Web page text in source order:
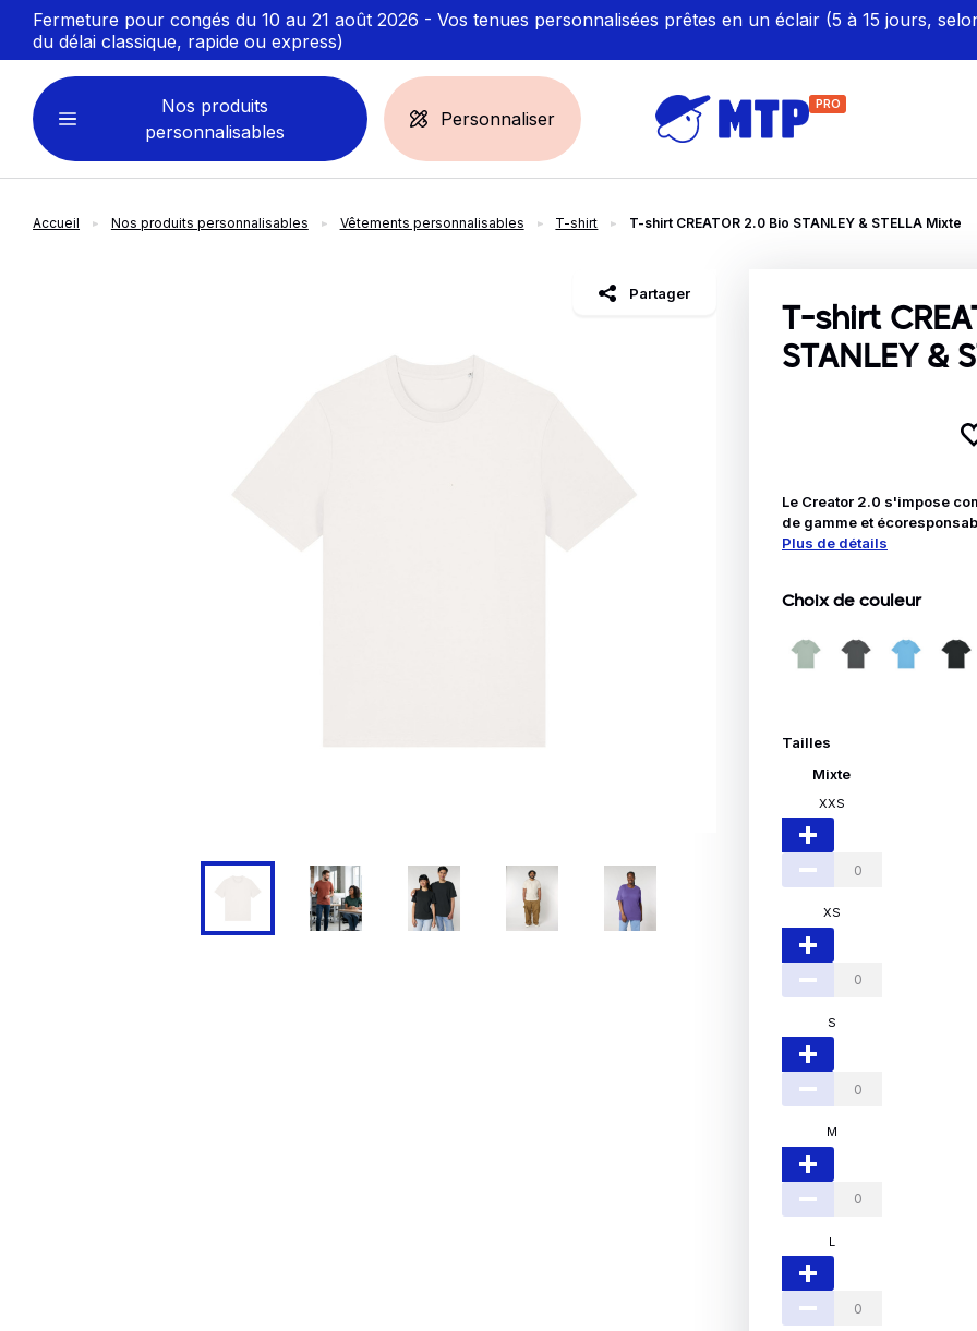
Fermeture pour congés du 10 au 21 août 2026 - Vos tenues personnalisées prêtes en un éclair (5 à 15 jours,
du délai classique, rapide ou express)
PRO
Nos produits
personnalisables
VÊTEMENTS
ACCESSOIRES
Chapeau et Bob
UNIVERS
Santé - Bien-être
Idées Cadeaux
Made in Europe
Fabriqué en France
Personnaliser
Accueil Nos produits personnalisables Vêtements personnalisables T-shirt T-shirt CREATOR 2.0 Bio STANLEY & STELLA Mixte
T-shirt
STANLEY &
Le Creator 2.0 s'impose
de gamme et
Plus de détails
Choix de couleur
Tailles
Mixte
XXS
XS
S
M
L
Partager